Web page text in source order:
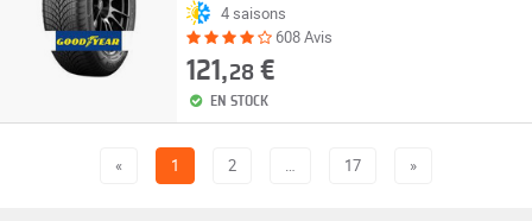
4 saisons
608 Avis
121,28€
EN STOCK
« 1 2 … 17 »